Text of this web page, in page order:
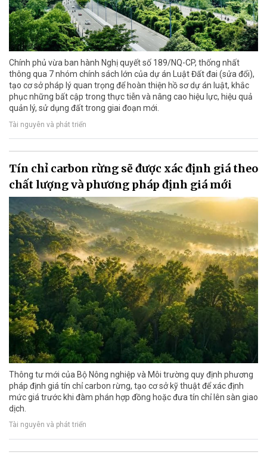
Chính phủ vừa ban hành Nghị quyết số 189/NQ-CP, thống nhất
thông qua 7 nhóm chính sách lớn của dự án Luật Đất đai (sửa đổi),
tạo cơ sở pháp lý quan trọng để hoàn thiện hồ sơ dự án luật, khắc
phục những bất cập trong thực tiễn và nâng cao hiệu lực, hiệu quả
quản lý, sử dụng đất trong giai đoạn mới.
Tài nguyên và phát triển
Tín chỉ carbon rừng sẽ được xác định giá theo
chất lượng và phương pháp định giá mới
Thông tư mới của Bộ Nông nghiệp và Môi trường quy định phương
pháp định giá tín chỉ carbon rừng, tạo cơ sở kỹ thuật để xác định
mức giá trước khi đàm phán hợp đồng hoặc đưa tín chỉ lên sàn giao
dịch.
Tài nguyên và phát triển